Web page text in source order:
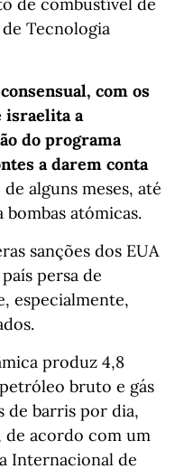
Tecnologia
com os
israelita a
do programa
a darem conta
de alguns meses, até
atómicas.
sanções dos EUA
persa de
especialmente,
produz 4,8
bruto e gás
de barris por dia,
de acordo com um
Internacional de